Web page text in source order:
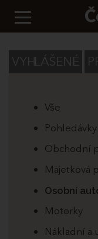
VYHLÁŠENÉ
Vše
Pohledávky
Obchodní
Majetková
Osobní
Motorky
Nákladní a